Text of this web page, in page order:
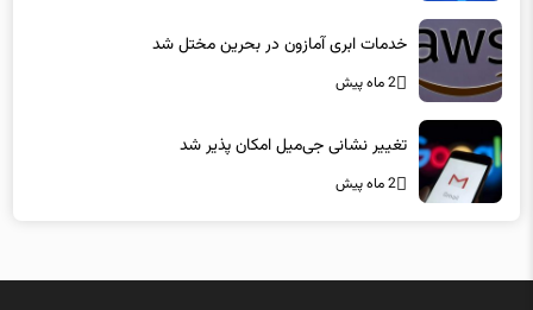
خدمات ابری آمازون در بحرین مختل شد
2 ماه پیش
تغییر نشانی جی‌میل امکان پذیر شد
2 ماه پیش